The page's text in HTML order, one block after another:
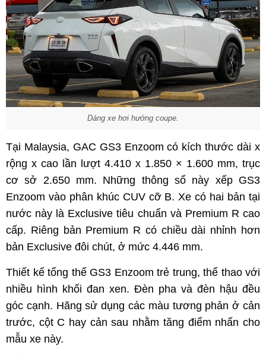
Dáng xe hơi hướng coupe.
Tại Malaysia, GAC GS3 Enzoom có kích thước dài x
rộng x cao lần lượt 4.410 x 1.850 × 1.600 mm, trục
cơ sở 2.650 mm. Những thông số này xếp GS3
Enzoom vào phân khúc CUV cỡ B. Xe có hai bản tại
nước này là Exclusive tiêu chuẩn và Premium R cao
cấp. Riêng bản Premium R có chiều dài nhỉnh hơn
bản Exclusive đôi chút, ở mức 4.446 mm.
Thiết kế tổng thể GS3 Enzoom trẻ trung, thể thao với
nhiều hình khối đan xen. Đèn pha và đèn hậu đều
góc cạnh. Hãng sử dụng các màu tương phản ở cản
trước, cột C hay cản sau nhằm tăng điểm nhấn cho
mẫu xe này.